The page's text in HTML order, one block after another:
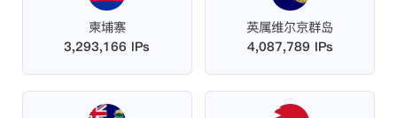
柬埔寨
3,293,166 IPs
英属维尔京群岛
4,087,789 IPs